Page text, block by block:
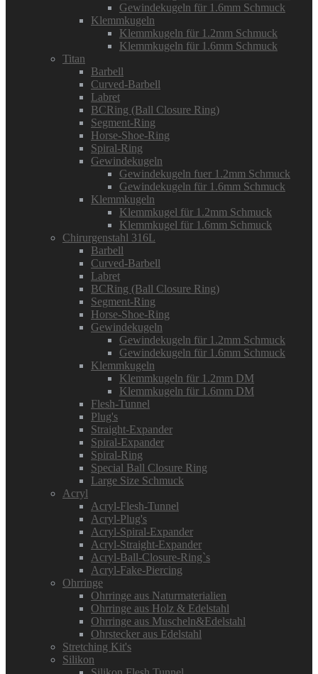
Gewindekugeln für 1.6mm Schmuck
Klemmkugeln
Klemmkugeln für 1.2mm Schmuck
Klemmkugeln für 1.6mm Schmuck
Titan
Barbell
Curved-Barbell
Labret
BCRing (Ball Closure Ring)
Segment-Ring
Horse-Shoe-Ring
Spiral-Ring
Gewindekugeln
Gewindekugeln fuer 1.2mm Schmuck
Gewindekugeln für 1.6mm Schmuck
Klemmkugeln
Klemmkugel für 1.2mm Schmuck
Klemmkugel für 1.6mm Schmuck
Chirurgenstahl 316L
Barbell
Curved-Barbell
Labret
BCRing (Ball Closure Ring)
Segment-Ring
Horse-Shoe-Ring
Gewindekugeln
Gewindekugeln für 1.2mm Schmuck
Gewindekugeln für 1.6mm Schmuck
Klemmkugeln
Klemmkugeln für 1.2mm DM
Klemmkugeln für 1.6mm DM
Flesh-Tunnel
Plug's
Straight-Expander
Spiral-Expander
Spiral-Ring
Special Ball Closure Ring
Large Size Schmuck
Acryl
Acryl-Flesh-Tunnel
Acryl-Plug's
Acryl-Spiral-Expander
Acryl-Straight-Expander
Acryl-Ball-Closure-Ring`s
Acryl-Fake-Piercing
Ohrringe
Ohrringe aus Naturmaterialien
Ohrringe aus Holz & Edelstahl
Ohrringe aus Muscheln&Edelstahl
Ohrstecker aus Edelstahl
Stretching Kit's
Silikon